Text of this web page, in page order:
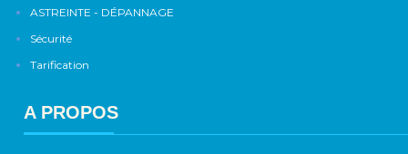
ASTREINTE - DÉPANNAGE
Sécurité
Tarification
A PROPOS